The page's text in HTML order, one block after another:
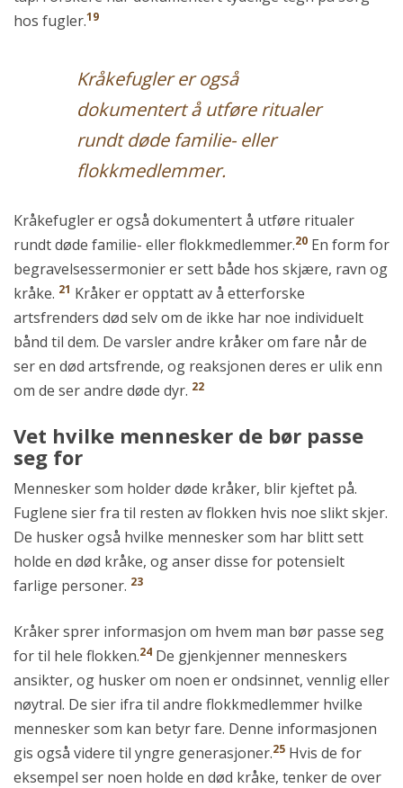
hos fugler.19
Kråkefugler er også
dokumentert å utføre ritualer
rundt døde familie- eller
flokkmedlemmer.
Kråkefugler er også dokumentert å utføre ritualer
rundt døde familie- eller flokkmedlemmer.20 En form for
begravelsessermonier er sett både hos skjære, ravn og
kråke. 21 Kråker er opptatt av å etterforske
artsfrenders død selv om de ikke har noe individuelt
bånd til dem. De varsler andre kråker om fare når de
ser en død artsfrende, og reaksjonen deres er ulik enn
om de ser andre døde dyr. 22
Vet hvilke mennesker de bør passe
seg for
Mennesker som holder døde kråker, blir kjeftet på.
Fuglene sier fra til resten av flokken hvis noe slikt skjer.
De husker også hvilke mennesker som har blitt sett
holde en død kråke, og anser disse for potensielt
farlige personer. 23
Kråker sprer informasjon om hvem man bør passe seg
for til hele flokken.24 De gjenkjenner menneskers
ansikter, og husker om noen er ondsinnet, vennlig eller
nøytral. De sier ifra til andre flokkmedlemmer hvilke
mennesker som kan betyr fare. Denne informasjonen
gis også videre til yngre generasjoner.25 Hvis de for
eksempel ser noen holde en død kråke, tenker de over